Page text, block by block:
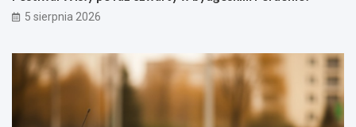
5 sierpnia 2026